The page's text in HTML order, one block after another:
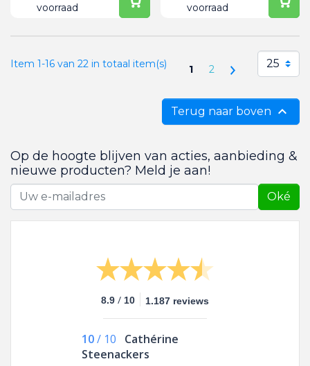
voorraad
voorraad
Item 1-16 van 22 in totaal item(s) 1 2 Volgende
25
Terug naar boven 
Op de hoogte blijven van acties, aanbieding &
nieuwe producten? Meld je aan!
Oké
8.9 / 10 1.187 reviews
10/ 10
Cathérine
Steenackers